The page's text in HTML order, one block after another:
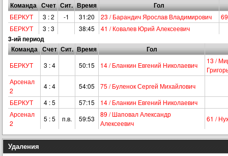
Команда Счет Сит. Время Гол
БЕРКУТ 3 : 2 -1 31:20 23 / Барандич Ярослав Владимирович
БЕРКУТ
3 : 3 38:45 41 / Ковалев Юрий Алексеевич
3-ий период
Команда Счет Сит. Время Гол
БЕРКУТ 3 : 4 50:15 14 / Бланкин Евгений Николаевич
13 /
Арсенал
2
4 : 4 54:05
75 / Буленок Сергей Михайлович
БЕРКУТ
4 : 5 57:15
14 / Бланкин Евгений Николаевич
Арсенал
2
5 : 5 п.в. 59:53
89 / Шаповал Александр
Алексеевич
61 /
Удаления